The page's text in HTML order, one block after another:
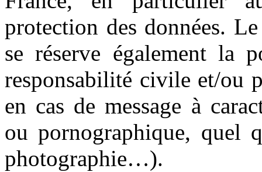
protection des données.
se réserve également la
responsabilité civile et/ou
en cas de message à
ou pornographique, quel
photographie…).